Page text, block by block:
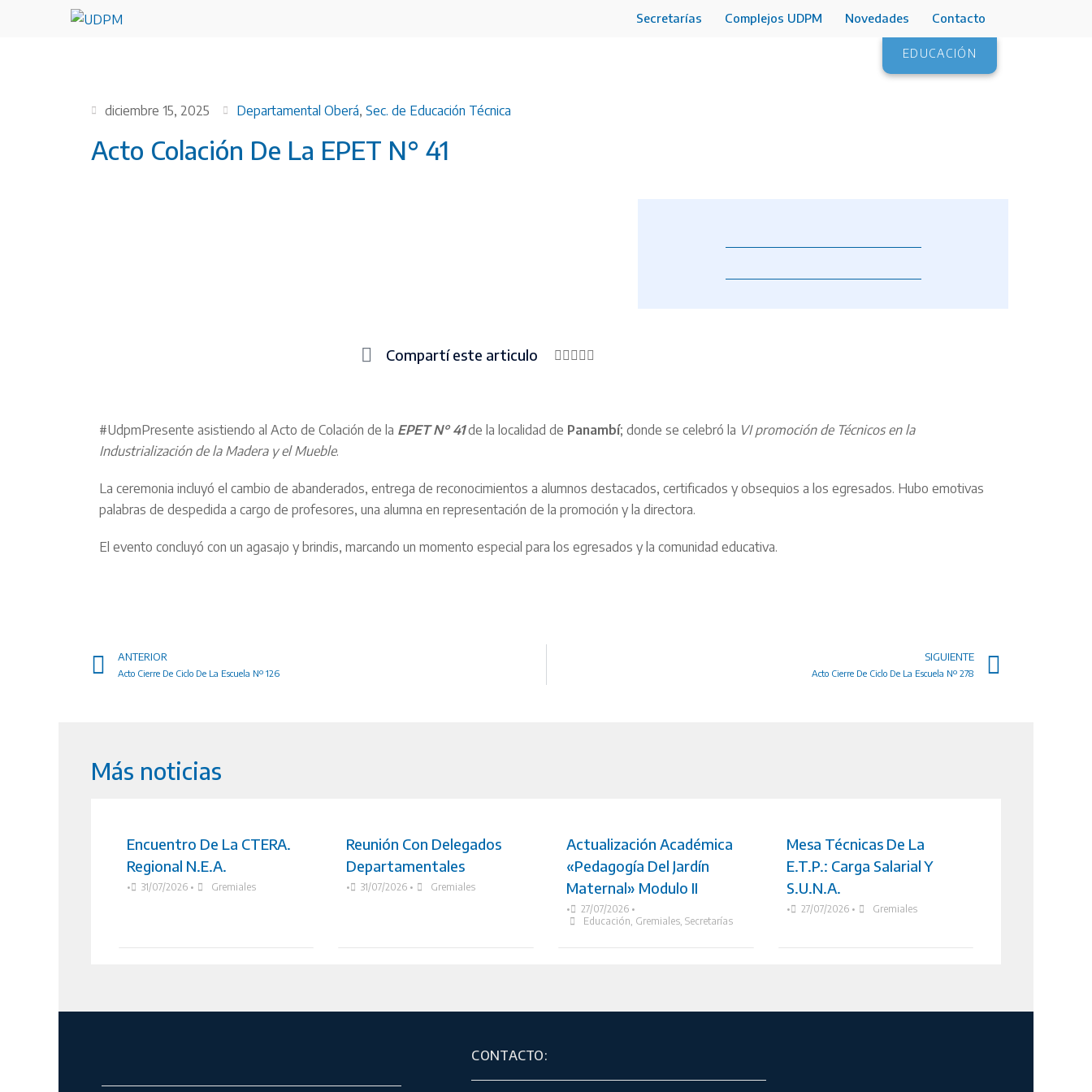
Secretarías Complejos UDPM Novedades Contacto
EDUCACIÓN
diciembre 15, 2025 Departamental Oberá, Sec. de Educación Técnica
Acto Colación De La EPET N° 41
Compartí este articulo
#UdpmPresente asistiendo al Acto de Colación de la EPET N° 41de la localidad de Panambí; donde se celebró la VI promoción de Técnicos en la
Industrialización de la Madera y el Mueble.
La ceremonia incluyó el cambio de abanderados, entrega de reconocimientos a alumnos destacados, certificados y obsequios a los egresados. Hubo emotivas
palabras de despedida a cargo de profesores, una alumna en representación de la promoción y la directora.
El evento concluyó con un agasajo y brindis, marcando un momento especial para los egresados y la comunidad educativa.
ANTERIOR
Acto Cierre De Ciclo De La Escuela Nº 126
SIGUIENTE
Acto Cierre De Ciclo De La Escuela Nº 278
Más noticias
Encuentro De La CTERA.
Regional N.E.A.
• 31/07/2026 • Gremiales
Reunión Con Delegados
Departamentales
• 31/07/2026 • Gremiales
Actualización Académica
«Pedagogía Del Jardín
Maternal» Modulo II
• 27/07/2026 •
Educación, Gremiales, Secretarías
Mesa Técnicas De La
E.T.P.: Carga Salarial Y
S.U.N.A.
• 27/07/2026 • Gremiales
CONTACTO: